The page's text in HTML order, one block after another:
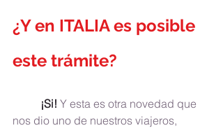
¿Y en ITALIA es posible
este trámite?
	¡Si!
Y esta es otra novedad que
nos dio uno de nuestros viajeros,